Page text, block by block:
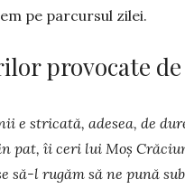
pe parcursul zilei.
provocate
e stricată, adesea, de
pat, îi ceri lui Moș
să-l rugăm să ne pună